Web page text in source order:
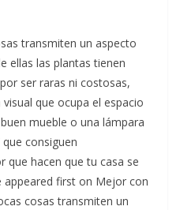
transmiten un aspecto
ellas las plantas tienen
ser raras ni costosas,
que ocupa el espacio
mueble o una lámpara
que consiguen
que hacen que tu casa se
appeared first on Mejor con
cosas transmiten un